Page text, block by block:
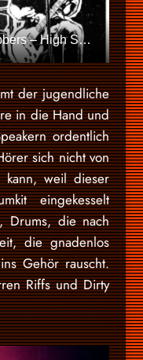
Album Review: The Backstabbers – High Speed Rock’n’Roll
der jugendliche
in die Hand und
ordentlich
sich nicht von
kann, weil dieser
eingekesselt
Drums, die nach
die gnadenlos
Gehör rauscht.
Riffs und Dirty